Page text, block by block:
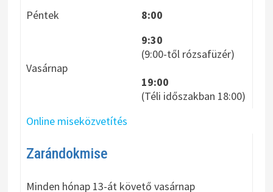
Péntek
8:00
Vasárnap
9:30
(9:00-től rózsafüzér)
19:00
(Téli időszakban 18:00)
Online miseközvetítés
Zarándokmise
Minden hónap 13-át követő vasárnap